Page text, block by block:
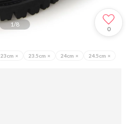
1/8
0
23cm × 23.5cm × 24cm × 24.5cm ×